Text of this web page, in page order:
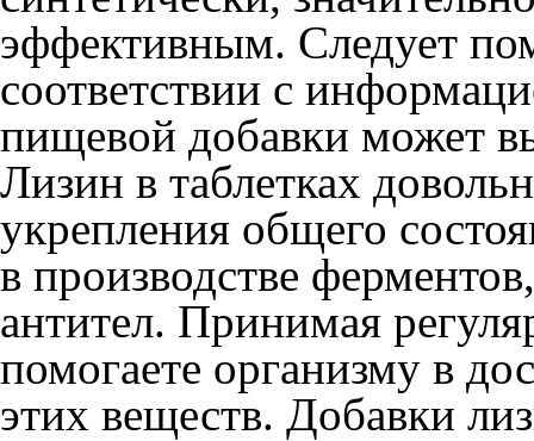
эффективным. Следует
соответствии с
пищевой добавки может
Лизин в таблетках
укрепления общего
в производстве
антител. Принимая
помогаете организму в
этих веществ. Добавки